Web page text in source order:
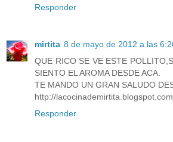
Responder
mirtita 8 de mayo de 2012 a las
QUE RICO SE VE ESTE
SIENTO EL AROMA DESDE ACA.
TE MANDO UN GRAN SALUDO
http://
Responder